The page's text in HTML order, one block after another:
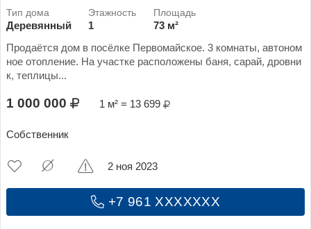
Деревянный 1
73 м²
Продаётся дом в посёлке Первомайское. 3 комнаты, автоном
ное отопление. На участке расположены баня, сарай, дровни
к, теплицы...
1 000 000 1 м² = 13 699
Собственник
+7 961 XXXXXXX
2 ноя 2023